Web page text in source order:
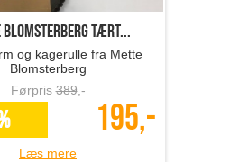
Blomsterberg tært...
og kagerulle fra Mette
Blomsterberg
Førpris389,-
195,-
Læs mere